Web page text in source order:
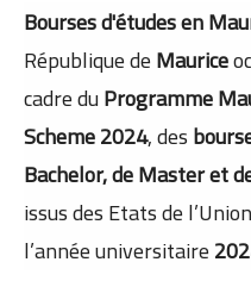
Bourses d'études en
République deMaurice
cadreduProgramme
Scheme 2024, des
Bachelor, de Master et
issus des Etats de
l’année universitaire